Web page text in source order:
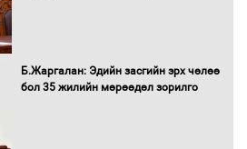
эрэгтэйчүүдийн волейболын тэмцээнд
оролцож байгаа баг тамирчдад
Б.Жаргалан: Эдийн засгийн эрх чөлөө
бол 35 жилийн мөрөөдөл зорилго